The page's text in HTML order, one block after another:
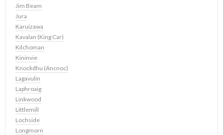
Jim Beam
Jura
Karuizawa
Kavalan (King Car)
Kilchoman
Kininvie
Knockdhu (Ancnoc)
Lagavulin
Laphroaig
Linkwood
Littlemill
Lochside
Longmorn